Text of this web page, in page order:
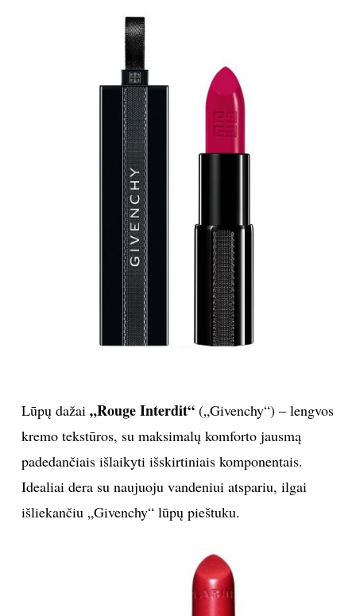
Lūpų dažai „Rouge Interdit“(„Givenchy“) – lengvos
kremo tekstūros, su maksimalų komforto jausmą
padedančiais išlaikyti išskirtiniais komponentais.
Idealiai dera su naujuoju vandeniui atspariu, ilgai
išliekančiu „Givenchy“ lūpų pieštuku.